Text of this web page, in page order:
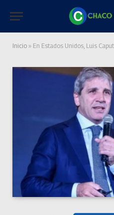
Inicio » En Estados Unidos, Luis Caputo anticipó que